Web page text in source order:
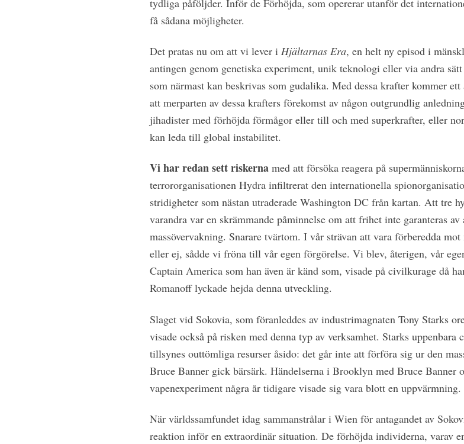
få sådana möjligheter.
Det pratas nu om att vi lever i Hjältarnas Era, en helt ny episod i
antingen genom genetiska experiment, unik teknologi eller via andra
som närmast kan beskrivas som gudalika. Med dessa krafter kommer
att merparten av dessa krafters förekomst av någon outgrundlig
jihadister med förhöjda förmågor eller till och med superkrafter, eller
kan leda till global instabilitet.
Vi har redan sett riskernamed att försöka reagera på
terrororganisationen Hydra infiltrerat den internationella
stridigheter som nästan utraderade Washington DC från kartan. Att tre
varandra var en skrämmande påminnelse om att frihet inte garanteras
massövervakning. Snarare tvärtom. I vår strävan att vara förberedda
eller ej, sådde vi fröna till vår egen förgörelse. Vi blev, återigen, vår
Captain America som han även är känd som, visade på civilkurage då
Romanoff lyckade hejda denna utveckling.
Slaget vid Sokovia, som föranleddes av industrimagnaten Tony Starks
visade också på risken med denna typ av verksamhet. Starks
tillsynes outtömliga resurser åsido: det går inte att förföra sig ur den
Bruce Banner gick bärsärk. Händelserna i Brooklyn med Bruce Banner
vapenexperiment några år tidigare visade sig vara blott en uppvärmning.
När världssamfundet idag sammanstrålar i Wien för antagandet av
reaktion inför en extraordinär situation. De förhöjda individerna, varav